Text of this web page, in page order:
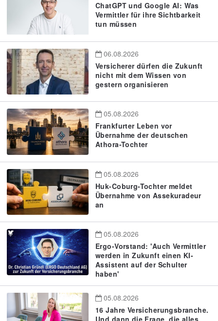
ChatGPT und Google AI: Was
Vermittler für ihre Sichtbarkeit
tun müssen
06.08.2026
Versicherer dürfen die Zukunft
nicht mit dem Wissen von
gestern organisieren
05.08.2026
Frankfurter Leben vor
Übernahme der deutschen
Athora-Tochter
05.08.2026
Huk-Coburg-Tochter meldet
Übernahme von Assekuradeur
an
05.08.2026
Ergo-Vorstand: 'Auch Vermittler
werden in Zukunft einen KI-
Assistent auf der Schulter
haben'
05.08.2026
16 Jahre Versicherungsbranche.